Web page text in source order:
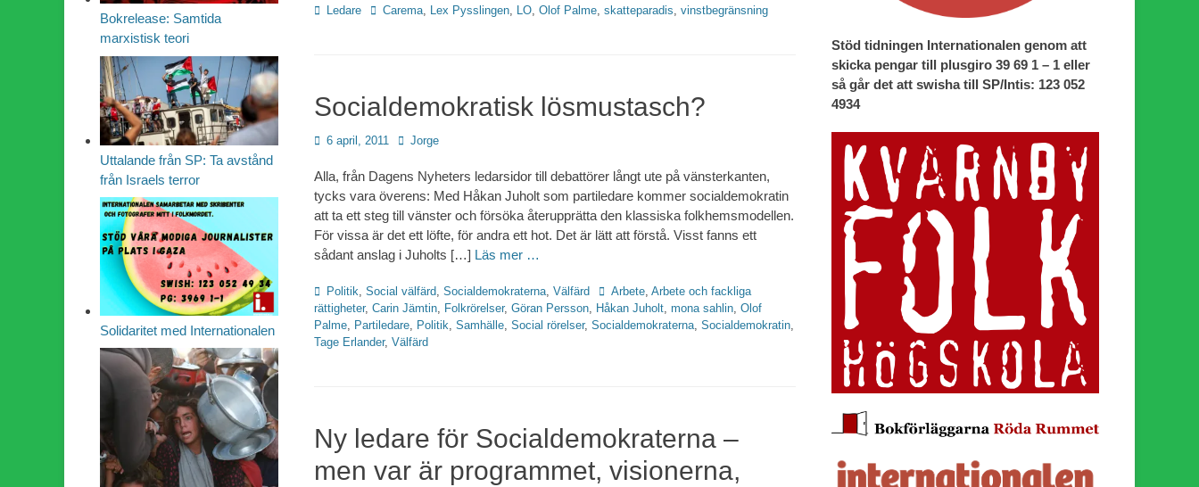
Kategorier
Ledare Etiketter
Carema, Lex Pysslingen, LO, Olof Palme, skatteparadis, vinstbegränsning
Socialdemokratisk lösmustasch?
Publicerad
6 april, 2011 Författare
Jorge
Alla, från Dagens Nyheters ledarsidor till debattörer långt ute på vänsterkanten,
tycks vara överens: Med Håkan Juholt som partiledare kommer socialdemokratin
att ta ett steg till vänster och försöka återupprätta den klassiska folkhemsmodellen.
För vissa är det ett löfte, för andra ett hot. Det är lätt att förstå. Visst fanns ett
sådant anslag i Juholts […] Läs mer …
Kategorier
Politik, Social välfärd, Socialdemokraterna, Välfärd Etiketter
Arbete, Arbete och fackliga
rättigheter, Carin Jämtin, Folkrörelser, Göran Persson, Håkan Juholt, mona sahlin, Olof
Palme, Partiledare, Politik, Samhälle, Social rörelser, Socialdemokraterna, Socialdemokratin,
Tage Erlander, Välfärd
Ny ledare för Socialdemokraterna –
men var är programmet, visionerna,
Stöd tidningen Internationalen genom att
skicka pengar till plusgiro 39 69 1 – 1 eller
så går det att swisha till SP/Intis: 123 052
4934
Bokrelease: Samtida
marxistisk teori
Uttalande från SP: Ta avstånd
från Israels terror
Solidaritet med Internationalen